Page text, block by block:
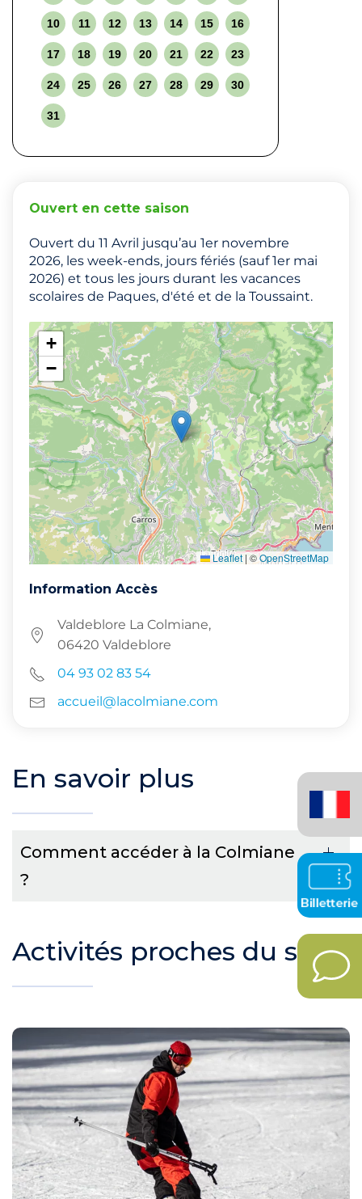
10 11 12 13 14 15 16
17 18 19 20 21 22 23
24 25 26 27 28 29 30
31
Ouvert en cette saison
Ouvert du 11 Avril jusqu’au 1er novembre
2026, les week-ends, jours fériés (sauf 1er mai
2026) et tous les jours durant les vacances
scolaires de Paques, d'été et de la Toussaint.
+
−
Leaflet | ©OpenStreetMap
Information Accès
Valdeblore La Colmiane,
06420 Valdeblore
04 93 02 83 54
accueil@lacolmiane.com
En savoir plus
Comment accéder à la Colmiane
?
Activités proches du site